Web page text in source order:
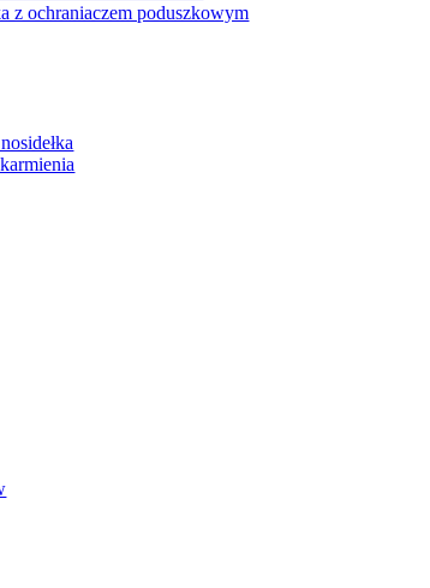
z ochraniaczem poduszkowym